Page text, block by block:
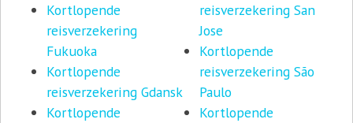
Kortlopende
reisverzekering
Fukuoka
Kortlopende
reisverzekering Gdansk
Kortlopende
reisverzekering San
Jose
Kortlopende
reisverzekering São
Paulo
Kortlopende